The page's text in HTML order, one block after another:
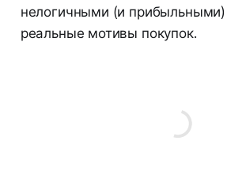
нелогичными (и
реальные мотивы покупок.